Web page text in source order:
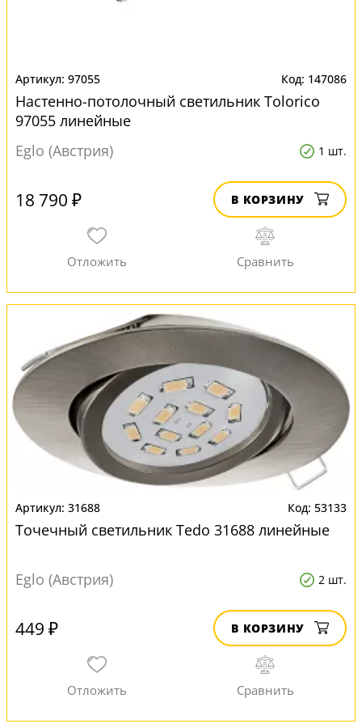
97055 147086
Настенно-потолочный светильник Tolorico
97055 линейные
Eglo (Австрия)
1 шт.
18 790 ₽ В КОРЗИНУ
31688 53133
Точечный светильник Tedo 31688 линейные
Eglo (Австрия) 2 шт.
449 ₽ В КОРЗИНУ